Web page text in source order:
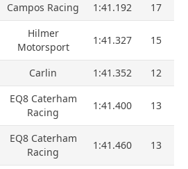
Campos Racing 1:41.192 17
Hilmer
Motorsport
1:41.327 15
Carlin 1:41.352 12
EQ8 Caterham
Racing
1:41.400 13
EQ8 Caterham
Racing
1:41.460 13